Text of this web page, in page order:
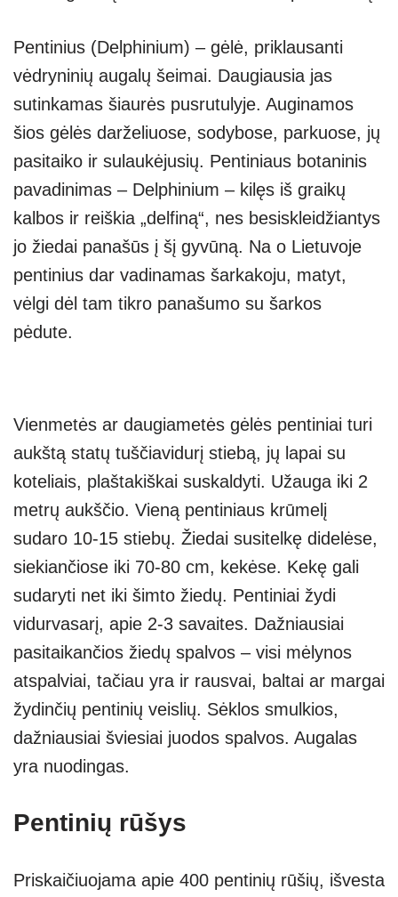
Pentinius (Delphinium) – gėlė, priklausanti
vėdryninių augalų šeimai. Daugiausia jas
sutinkamas šiaurės pusrutulyje. Auginamos
šios gėlės darželiuose, sodybose, parkuose, jų
pasitaiko ir sulaukėjusių. Pentiniaus botaninis
pavadinimas – Delphinium – kilęs iš graikų
kalbos ir reiškia „delfiną“, nes besiskleidžiantys
jo žiedai panašūs į šį gyvūną. Na o Lietuvoje
pentinius dar vadinamas šarkakoju, matyt,
vėlgi dėl tam tikro panašumo su šarkos
pėdute.
Vienmetės ar daugiametės gėlės pentiniai turi
aukštą statų tuščiavidurį stiebą, jų lapai su
koteliais, plaštakiškai suskaldyti. Užauga iki 2
metrų aukščio. Vieną pentiniaus krūmelį
sudaro 10-15 stiebų. Žiedai susitelkę didelėse,
siekiančiose iki 70-80 cm, kekėse. Kekę gali
sudaryti net iki šimto žiedų. Pentiniai žydi
vidurvasarį, apie 2-3 savaites. Dažniausiai
pasitaikančios žiedų spalvos – visi mėlynos
atspalviai, tačiau yra ir rausvai, baltai ar margai
žydinčių pentinių veislių. Sėklos smulkios,
dažniausiai šviesiai juodos spalvos. Augalas
yra nuodingas.
Pentinių rūšys
Priskaičiuojama apie 400 pentinių rūšių, išvesta